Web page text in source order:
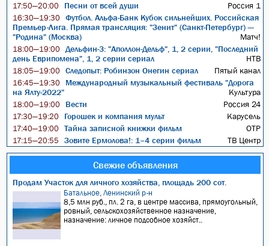
17:50—20:00 Песни от всей души Россия 1
16:30—19:30
Футбол. Альфа-Банк Кубок сильнейших. Российская
Премьер-Лига. Прямая трансляция: "Зенит" (Санкт-Петербург) —
"Родина" (Москва)
Матч!
18:00—19:00
Дельфин-3: "Аполлон-Дельф", 1, 2 серии, "Последний
день Еврипомена", 1, 2 серии сериал
НТВ
18:05—19:00 Следопыт: Робинзон Онегин сериал Пятый канал
16:45—19:30
Международный музыкальный фестиваль "Дорога
на Ялту-2022"
Культура
18:00—19:00 Вести Россия 24
17:30—19:20 Горошек и компания мульт Карусель
17:40—19:00 Тайна записной книжки фильм ОТР
17:15—20:55 Зовите Ермолова!: 1–4 серии фильм ТВ Центр
Свежие объявления
Продам Участок для личного хозяйства, площадь 200 сот.
Батальное, Ленинский р-н
8,5 млн руб., пл. 2 га, в центре массива, прямоугольный,
ровный, сельскохозяйственное назначение,
назначение: личное подсобное хозяйст..